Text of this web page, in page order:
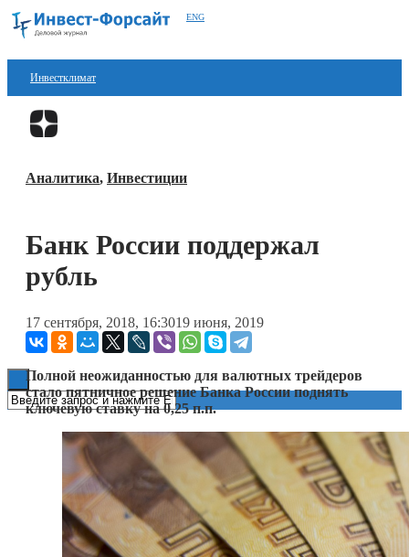
ENG
Инвестклимат
Финансы
Блокчейн
Книги
Аналитика, Инвестиции
Банк России поддержал
рубль
17 сентября, 2018, 16:3019 июня, 2019
Полной неожиданностью для валютных трейдеров
стало пятничное решение Банка России поднять
ключевую ставку на 0,25 п.п.